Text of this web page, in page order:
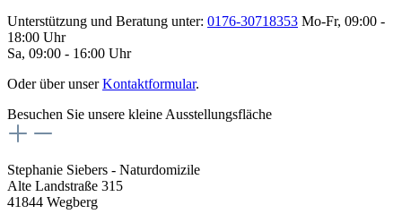
Unterstützung und Beratung unter: 0176-30718353 Mo-Fr, 09:00 -
18:00 Uhr
Sa, 09:00 - 16:00 Uhr
Oder über unserKontaktformular.
Besuchen Sie unsere kleine Ausstellungsfläche
Stephanie Siebers - Naturdomizile
Alte Landstraße 315
41844 Wegberg